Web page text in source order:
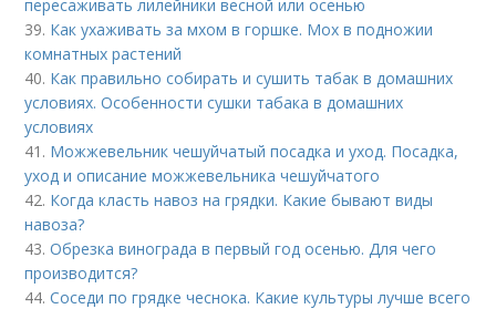
пересаживать лилейники весной или осенью
39. Как ухаживать за мхом в горшке. Мох в подножии
комнатных растений
40. Как правильно собирать и сушить табак в домашних
условиях. Особенности сушки табака в домашних
условиях
41. Можжевельник чешуйчатый посадка и уход. Посадка,
уход и описание можжевельника чешуйчатого
42. Когда класть навоз на грядки. Какие бывают виды
навоза?
43.Обрезка винограда в первый год осенью. Для чего
производится?
44.Соседи по грядке чеснока. Какие культуры лучше всего